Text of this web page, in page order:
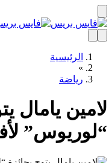
الرئيسية
رياضة
يامال